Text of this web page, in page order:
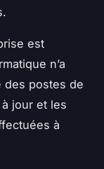
est
n’a
des postes de
jour et les
à